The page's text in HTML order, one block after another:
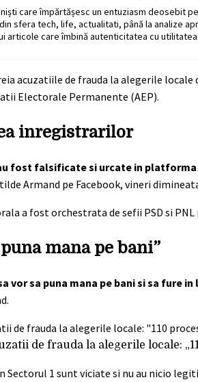
care împărtășesc un entuziasm deosebit
sfera tech, life, actualitati, până la analize
articole care îmbină autenticitatea cu
acuzatiile de frauda la alegerile locale
Electorale Permanente (AEP).
inregistrarilor
fost falsificate si urcate in platforma
Armand pe Facebook, vineri
a fost orchestrata de sefii PSD si
mana pe bani”
vor sa puna mana pe bani si sa
de frauda la alegerile locale:
Sectorul 1 sunt viciate si nu au nicio